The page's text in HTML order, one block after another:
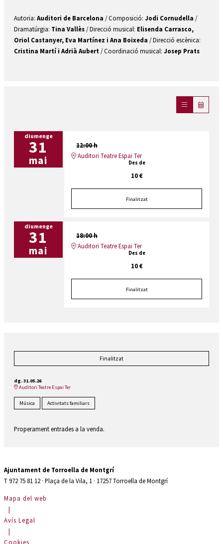
Autoria: Auditori de Barcelona / Composició: Jodi Cornudella /
Dramatúrgia: Tina Vallès / Direcció musical: Elisenda Carrasco,
Oriol Castanyer, Eva Martínez i Ana Boixeda
Cristina Martí i Adrià Aubert / Coordinació musical: Josep Prats
diumenge
31
mai
12:00 h
Auditori Teatre Espai Ter
Des de
10 €
Finalitzat
diumenge
31
mai
18:00 h
Auditori Teatre Espai Ter
Des de
10 €
Finalitzat
Finalitzat
dg. 31.05.26
Auditori Teatre Espai Ter
Música Activitats familiars
Properament entrades a la venda.
Ajuntament de Torroella de Montgrí
T 972 75 81 12 · Plaça de la Vila, 1 · 17257 Torroella de Montgrí
Mapa del web
|
Avís Legal
|
Cookies